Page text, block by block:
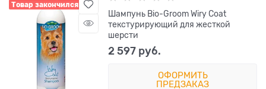
Товар закончился
Шампунь Bio-Groom Wiry Coat
текстурирующий для жесткой
шерсти
2 597 руб.
ОФОРМИТЬ
ПРЕДЗАКАЗ